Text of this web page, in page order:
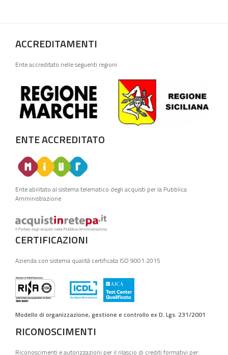
ACCREDITAMENTI
Ente accreditato nelle seguenti regioni
ENTE ACCREDITATO
Ente abilitato al sistema telematico degli acquisti per la Pubblica
Amministrazione
CERTIFICAZIONI
Azienda con sistema qualità certificata ISO 9001:2015
Modello di organizzazione, gestione e controllo ex D. Lgs. 231/2001
RICONOSCIMENTI
Riconoscimenti e autorizzazioni per il rilascio di crediti formativi per: